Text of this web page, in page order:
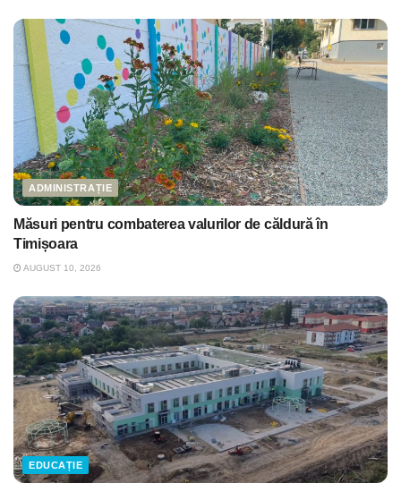
ADMINISTRAȚIE
Măsuri pentru combaterea valurilor de căldură în
Timișoara
AUGUST 10, 2026
EDUCAȚIE